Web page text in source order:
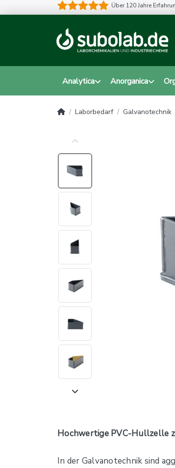
Über 120 Jahre
Analytica Anorganica
Laborbedarf Galvanotechnik
Hochwertige PVC-Hullzelle
In der Galvanotechnik sind